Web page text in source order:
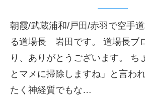
朝霞/武蔵浦和/戸田/赤羽で空手
る道場長 岩田です。 道場長ブ
り、ありがとうございます。 ち
とマメに掃除しますね」と言わ
たく神経質でもな…